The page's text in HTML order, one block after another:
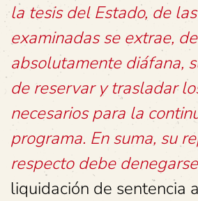
la tesis del Estado, de
examinadas se extrae,
absolutamente diáfana,
de reservar y trasladar
necesarios para la
programa. En suma, su
respecto debe
liquidación de sentencia